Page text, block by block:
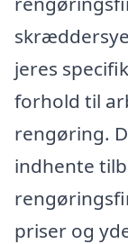
jeres
forhold til
rengøring.
indhente
priser og